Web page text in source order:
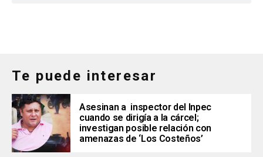
Te puede interesar
Asesinan a inspector del Inpec
cuando se dirigía a la cárcel;
investigan posible relación con
amenazas de ‘Los Costeños’